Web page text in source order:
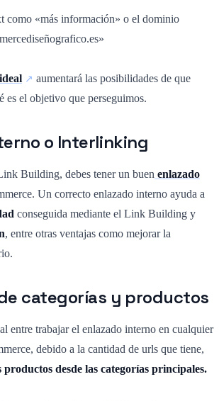
como «más información» o el dominio
aumentará las posibilidades de que
es el objetivo que perseguimos.
o Interlinking
Building, debes tener un buen enlazado
Un correcto enlazado interno ayuda a
conseguida mediante el Link Building y
, entre otras ventajas como mejorar la
categorías y productos
entre trabajar el enlazado interno en cualquier
debido a la cantidad de urls que tiene,
productos desde las categorías principales.